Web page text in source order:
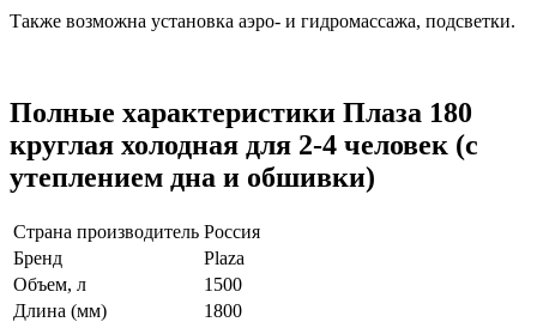
Также возможна установка аэро- и гидромассажа, подсветки.
Полные характеристики Плаза 180
круглая холодная для 2-4 человек (с
утеплением дна и обшивки)
Страна производитель Россия
Бренд
Plaza
Объем, л
1500
Длина (мм)
1800